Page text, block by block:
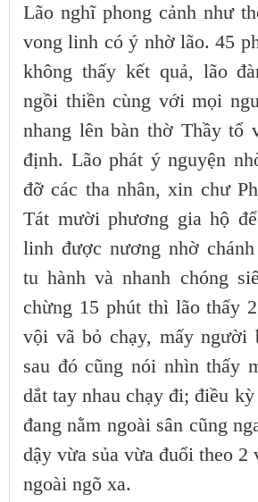
Lão nghĩ phong cảnh như
vong linh có ý nhờ lão. 45
không thấy kết quả, lão
ngồi thiền cùng với mọi
nhang lên bàn thờ Thầy tổ
định. Lão phát ý nguyện
đỡ các tha nhân, xin chư
Tát mười phương gia hộ
linh được nương nhờ
tu hành và nhanh chóng
chừng 15 phút thì lão thấy
vội vã bỏ chạy, mấy người
sau đó cũng nói nhìn thấy
dắt tay nhau chạy đi; điều
đang nằm ngoài sân cũng
dậy vừa sủa vừa đuổi theo 2
ngoài ngõ xa.